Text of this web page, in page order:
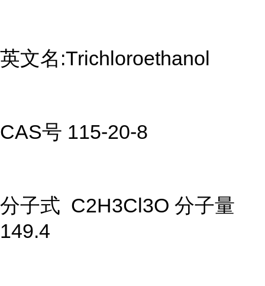
英文名:Trichloroethanol
CAS号 115-20-8
分子式 C2H3Cl3O 分子量
149.4